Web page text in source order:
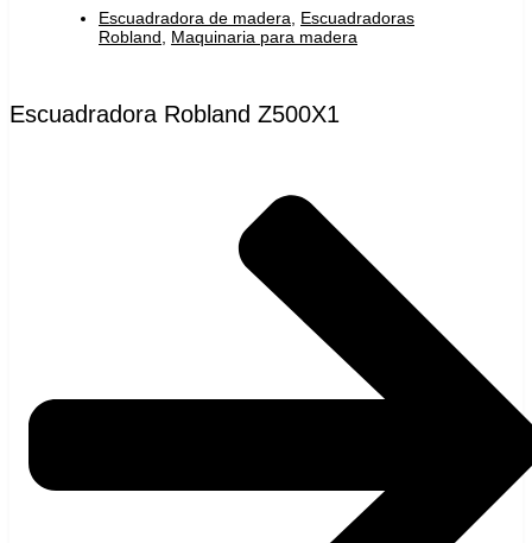
Escuadradora de madera
Escuadradoras
Robland
Maquinaria para madera
Escuadradora Robland Z500X1